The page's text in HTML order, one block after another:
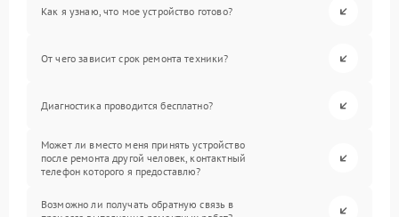
Как я узнаю, что мое устройство готово?
От чего зависит срок ремонта техники?
Диагностика проводится бесплатно?
Может ли вместо меня принять устройство
после ремонта другой человек, контактный
телефон которого я предоставлю?
Возможно ли получать обратную связь в